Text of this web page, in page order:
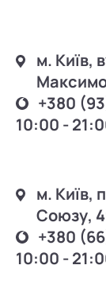
м. Київ,
+380
10:00 -
м. Київ,
Союзу,
+380
10:00 -